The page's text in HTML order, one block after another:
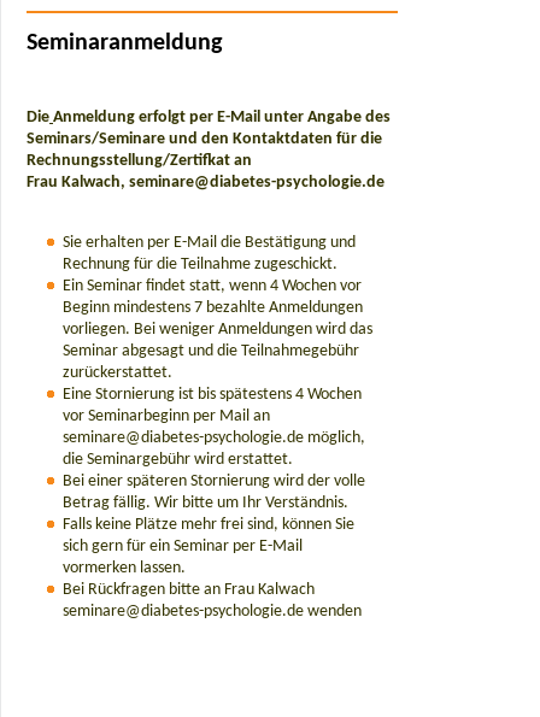
Seminaranmeldung
Die Anmeldung erfolgt per E-Mail unter Angabe des
Seminars/Seminare und den Kontaktdaten für die
Rechnungsstellung/Zertifkat an
Frau Kalwach, seminare@diabetes-psychologie.de
Sie erhalten per E-Mail die Bestätigung und
Rechnung für die Teilnahme zugeschickt.
Ein Seminar findet statt, wenn 4 Wochen vor
Beginn mindestens 7 bezahlte Anmeldungen
vorliegen. Bei weniger Anmeldungen wird das
Seminar abgesagt und die Teilnahmegebühr
zurückerstattet.
Eine Stornierung ist bis spätestens 4 Wochen
vor Seminarbeginn per Mail an
seminare@diabetes-psychologie.de möglich,
die Seminargebühr wird erstattet.
Bei einer späteren Stornierung wird der volle
Betrag fällig. Wir bitte um Ihr Verständnis.
Falls keine Plätze mehr frei sind, können Sie
sich gern für ein Seminar per E-Mail
vormerken lassen.
Bei Rückfragen bitte an Frau Kalwach
seminare@diabetes-psychologie.de wenden